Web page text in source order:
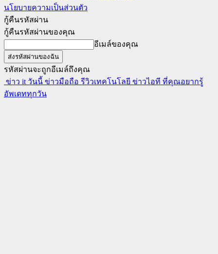
นโยบายความเป็นส่วนตัว
กู้คืนรหัสผ่าน
กู้คืนรหัสผ่านของคุณ
อีเมล์ของคุณ
รหัสผ่านจะถูกอีเมล์ถึงคุณ
ข่าว it วันนี้ ข่าวมือถือ รีวิวเทคโนโลยี ข่าวไอที ที่คุณอยากรู้
อัพเดททุกวัน